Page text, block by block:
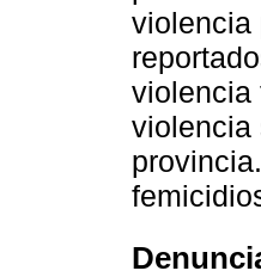
violencia
violencia
violencia